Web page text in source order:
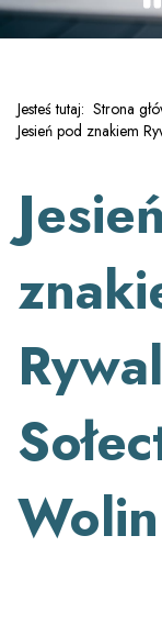
Jesteś tutaj: Strona
Jesień pod znakiem
Wolin